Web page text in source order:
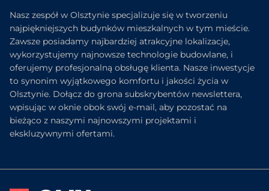
Nasz zespół w Olsztynie specjalizuje się w tworzeniu
najpiękniejszych budynków mieszkalnych w tym mieście.
Zawsze posiadamy najbardziej atrakcyjne lokalizacje,
wykorzystujemy najnowsze technologie budowlane, i
oferujemy profesjonalną obsługę klienta. Nasze inwestycje
to synonim wyjątkowego komfortu i jakości życia w
Olsztynie. Dołącz do grona subskrybentów newslettera,
wpisując w oknie obok swój e-mail, aby pozostać na
bieżąco z naszymi najnowszymi projektami i
ekskluzywnymi ofertami.